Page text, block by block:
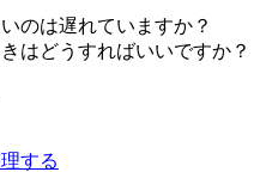
のは遅れていますか？
はどうすればいいですか？
する